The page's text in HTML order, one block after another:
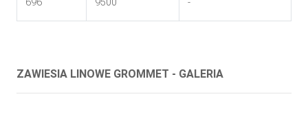
ZAWIESIA LINOWE GROMMET - GALERIA